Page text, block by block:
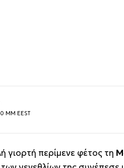
ΜΜ EEST
γιορτή περίμενε φέτος τη